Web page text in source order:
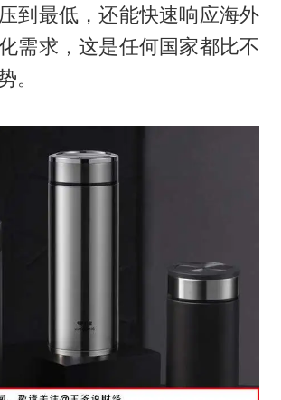
到最低，还能快速响应海外
需求，这是任何国家都比不
。